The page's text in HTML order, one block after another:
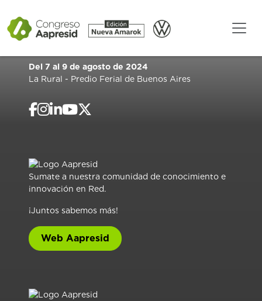
Del 7 al 9 de agosto de 2024
La Rural - Predio Ferial de Buenos Aires
Sumate a nuestra comunidad de conocimiento e
innovación en Red.
¡Juntos sabemos más!
Web Aapresid